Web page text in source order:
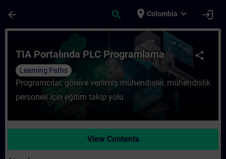
arrow_back search place Colombia expand_more login
Course - TIA Portalında PLC
share
TIA Portalında PLC Programlama
Learning Paths
Programcılar, göreve verilmiş mühendisler, mühendislik
personeli için eğitim takip yolu
View Contents